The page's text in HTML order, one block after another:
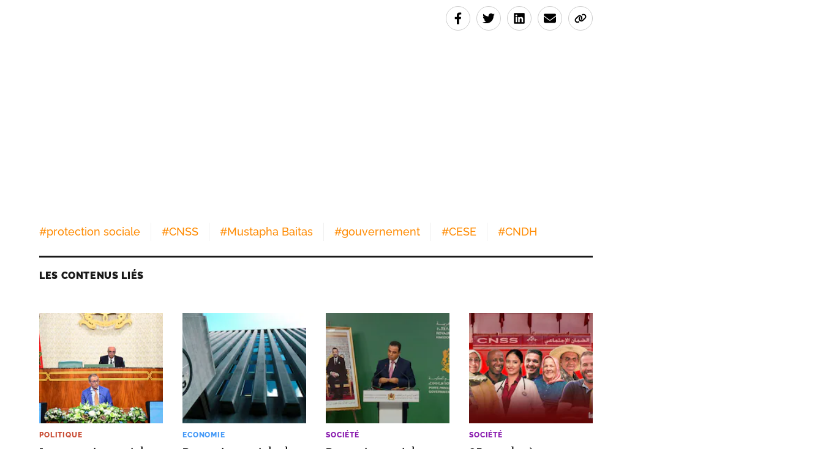
#protection sociale #CNSS #Mustapha Baitas #gouvernement #CESE #CNDH
LES CONTENUS LIÉS
POLITIQUE ECONOMIE SOCIÉTÉ SOCIÉTÉ